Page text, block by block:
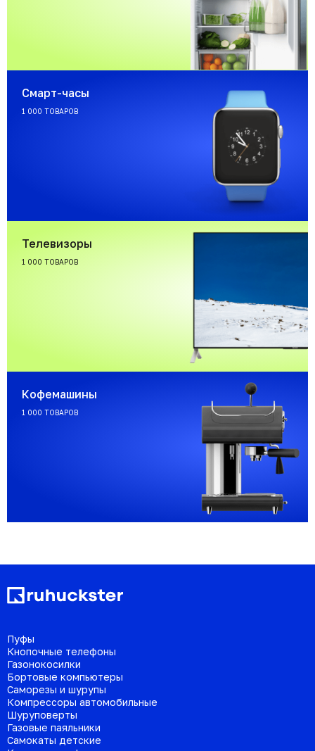
Смарт-часы
1 000 ТОВАРОВ
Телевизоры
1 000 ТОВАРОВ
Кофемашины
1 000 ТОВАРОВ
Пуфы
Кнопочные телефоны
Газонокосилки
Бортовые компьютеры
Саморезы и шурупы
Компрессоры автомобильные
Шуруповерты
Газовые паяльники
Самокаты детские